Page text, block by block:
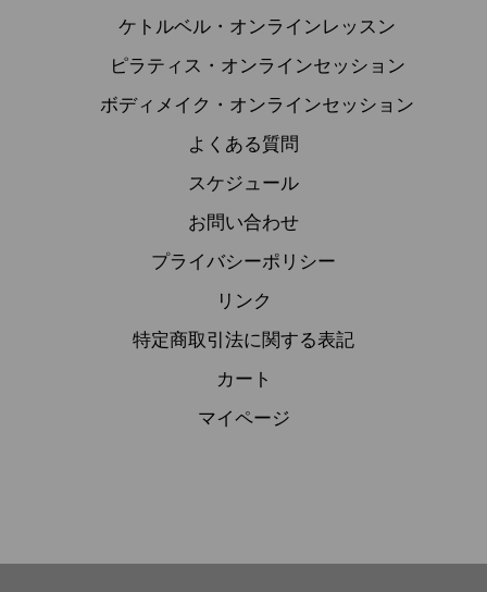
ケトルベル・オンラインレッスン
ピラティス・オンラインセッション
ボディメイク・オンラインセッション
よくある質問
スケジュール
お問い合わせ
プライバシーポリシー
リンク
特定商取引法に関する表記
カート
マイページ